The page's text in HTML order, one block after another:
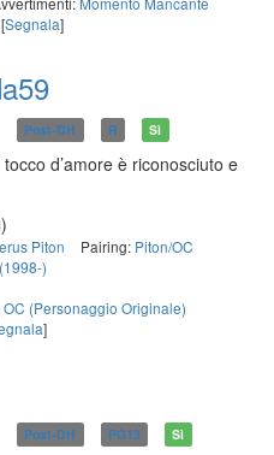
[Segnala]
Post-DH R Sì
d’amore è riconosciuto e
Piton Pairing: Piton/OC
)
OC (Personaggio Originale)
]
Post-DH PG13 Sì